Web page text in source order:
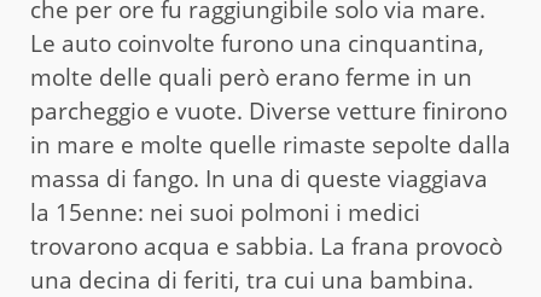
che per ore fu raggiungibile solo via mare.
Le auto coinvolte furono una cinquantina,
molte delle quali però erano ferme in un
parcheggio e vuote. Diverse vetture finirono
in mare e molte quelle rimaste sepolte dalla
massa di fango. In una di queste viaggiava
la 15enne: nei suoi polmoni i medici
trovarono acqua e sabbia. La frana provocò
una decina di feriti, tra cui una bambina.